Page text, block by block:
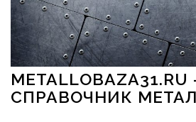
Перейти к содержимому
METALLOBAZA31.RU
СПРАВОЧНИК